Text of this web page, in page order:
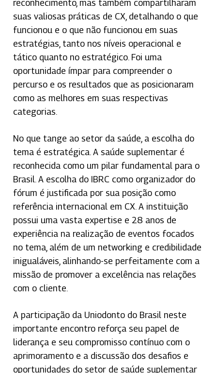
reconhecimento, mas também compartilharam
suas valiosas práticas de CX, detalhando o que
funcionou e o que não funcionou em suas
estratégias, tanto nos níveis operacional e
tático quanto no estratégico. Foi uma
oportunidade ímpar para compreender o
percurso e os resultados que as posicionaram
como as melhores em suas respectivas
categorias.
No que tange ao setor da saúde, a escolha do
tema é estratégica. A saúde suplementar é
reconhecida como um pilar fundamental para o
Brasil. A escolha do IBRC como organizador do
fórum é justificada por sua posição como
referência internacional em CX. A instituição
possui uma vasta expertise e 28 anos de
experiência na realização de eventos focados
no tema, além de um networking e credibilidade
inigualáveis, alinhando-se perfeitamente com a
missão de promover a excelência nas relações
com o cliente.
A participação da Uniodonto do Brasil neste
importante encontro reforça seu papel de
liderança e seu compromisso contínuo com o
aprimoramento e a discussão dos desafios e
oportunidades do setor de saúde suplementar